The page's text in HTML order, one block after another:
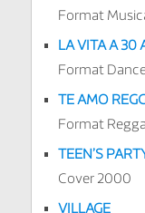
Format
LA VITA A 30
Format
TE AMO
Format
TEEN’S
Cover 2000
VILLAGE